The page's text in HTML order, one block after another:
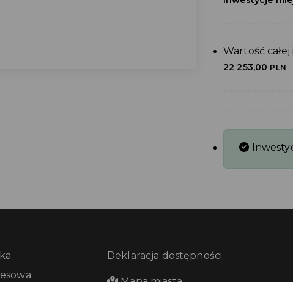
Wartość całej
22 253,00 PLN
Deklaracja dostępności